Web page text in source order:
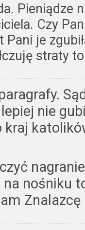
Pieniądze
Czy
Pani je
straty
nie
kraj
nośniku
Znalazcę